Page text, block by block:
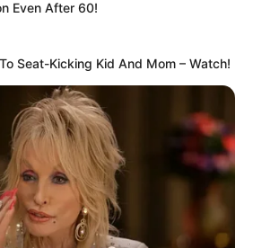
Even After 60!
Seat-Kicking Kid And Mom – Watch!